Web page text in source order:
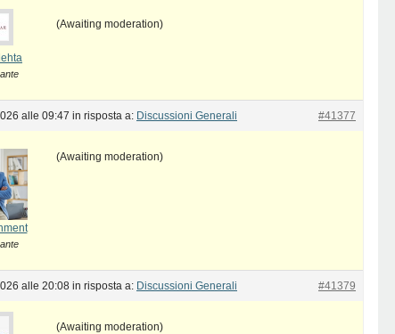
(Awaiting moderation)
alle 09:47 in risposta a: Discussioni Generali #41377
(Awaiting moderation)
alle 20:08 in risposta a: Discussioni Generali #41379
(Awaiting moderation)